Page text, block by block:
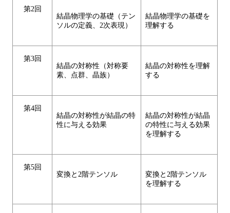
第2回
結晶物理学の基礎（テン
ソルの定義、2次表現）
結晶物理学の基礎を
理解する
第3回
結晶の対称性（対称要
素、点群、晶族）
結晶の対称性を理解
する
第4回
結晶の対称性が結晶の特
性に与える効果
結晶の対称性が結晶
の特性に与える効果
を理解する
第5回
変換と2階テンソル
変換と2階テンソル
を理解する